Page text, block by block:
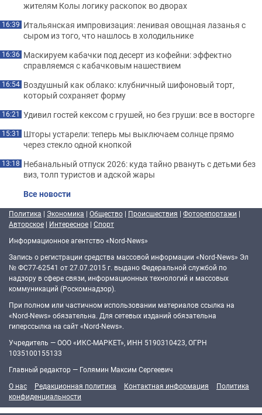
жителям Колы логику раскопок во дворах
16:39 Итальянская импровизация: ленивая овощная лазанья с
сыром из того, что нашлось в холодильнике
16:36 Маскируем кабачки под десерт из кофейни: эффектно
справляемся с кабачковым нашествием
16:54 Воздушный как облако: клубничный шифоновый торт,
который сохраняет форму
16:21 Удивил гостей кексом с грушей, но без груши: все в восторге
15:31 Шторы устарели: теперь мы выключаем солнце прямо
через стекло одной кнопкой
13:18 Небанальный отпуск 2026: куда тайно рвануть с детьми без
виз, толп туристов и адской жары
Все новости
Политика | Экономика | Общество | Происшествия | Фоторепортажи |
Авторское | Интересное | Спорт
Информационное агентство «Nord-News»
Запись о регистрации средства массовой информации «Nord-News» Эл
№ ФС77-62541 от 27.07.2015 г. выдано Федеральной службой по
надзору в сфере связи, информационных технологий и массовых
коммуникаций (Роскомнадзор).
При полном или частичном использовании материалов ссылка на
«Nord-News» обязательна. Для сетевых изданий обязательна
гиперссылка на сайт «Nord-News».
Учредитель — ООО «ИКС-МАРКЕТ», ИНН 5190310423, ОГРН
1035100155133
Главный редактор — Голямин Максим Сергеевич
О нас
Редакционная политика Контактная информация
Политика
конфиденциальности